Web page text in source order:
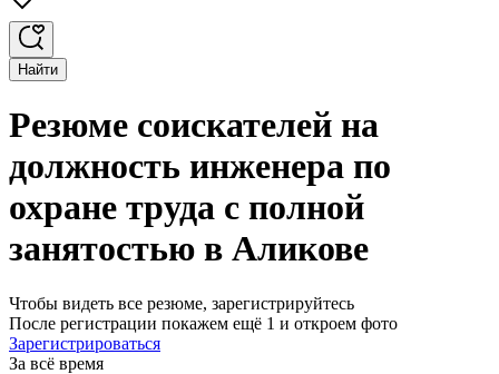
Найти
Резюме соискателей на
должность инженера по
охране труда с полной
занятостью в Аликове
Чтобы видеть все резюме, зарегистрируйтесь
После регистрации покажем ещё 1 и откроем фото
Зарегистрироваться
За всё время